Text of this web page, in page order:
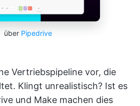
über Pipedrive
Vertriebspipeline vor, die
Klingt unrealistisch? Ist es
und Make machen dies